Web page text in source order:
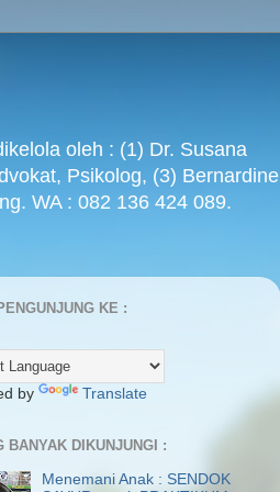
oleh : (1) Dr. Susana
Psikolog, (3) Bernardine
WA : 082 136 424 089.
KE :
by Translate
BANYAK DIKUNJUNGI :
Menemani Anak : SENDOK